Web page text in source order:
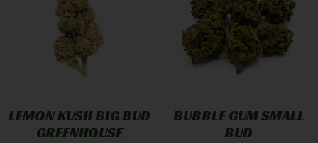
LEMON KUSH BIG BUD
GREENHOUSE
BUBBLE GUM SMALL
BUD